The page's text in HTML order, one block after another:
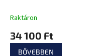
Raktáron
34 100 Ft
BŐVEBBEN